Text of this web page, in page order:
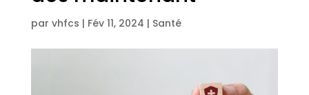
par vhfcs | Fév 11, 2024 | Santé